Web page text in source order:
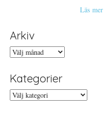
Läs
Arkiv
Arkiv
Kategorier
Kategorier